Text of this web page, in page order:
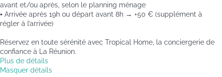
avant et/ou après, selon le planning ménage
▪️ Arrivée après 19h ou départ avant 8h → +50 € (supplément à
régler à l’arrivée)
Réservez en toute sérénité avec Tropical Home, la conciergerie de
confiance à La Réunion.
Plus de détails
Masquer détails